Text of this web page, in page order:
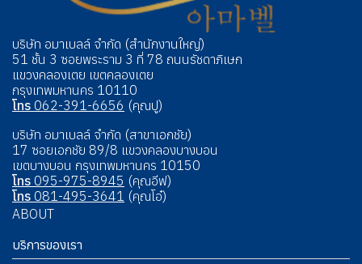
บริษัท อมาเบลล์ จำกัด (สำนักงานใหญ่)
51 ชั้น 3 ซอยพระราม 3 ที่ 78 ถนนรัชดาภิเษก
แขวงคลองเตย เขตคลองเตย
กรุงเทพมหานคร 10110
โทร 062-391-6656 (คุณปู)
บริษัท อมาเบลล์ จำกัด (สาขาเอกชัย)
17 ซอยเอกชัย 89/8 แขวงคลองบางบอน
เขตบางบอน กรุงเทพมหานคร 10150
โทร 095-975-8945 (คุณอีฟ)
โทร 081-495-3641 (คุณโอ๋)
ABOUT
บริการของเรา